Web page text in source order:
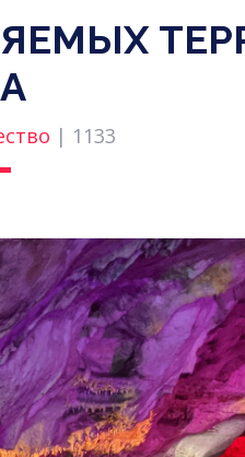
| 1133